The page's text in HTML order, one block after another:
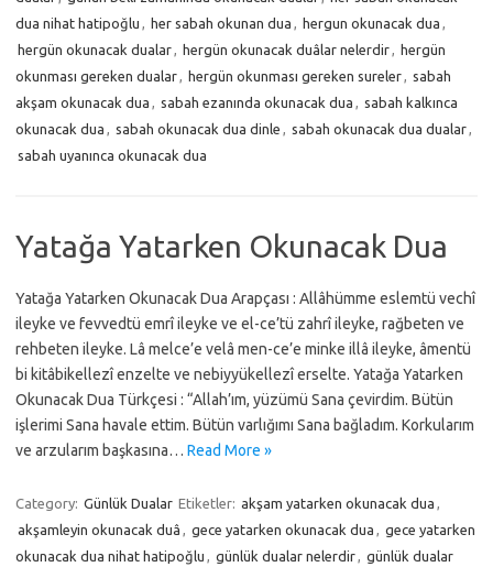
dua nihat hatipoğlu , her sabah okunan dua , hergun okunacak dua ,
hergün okunacak dualar, hergün okunacak duâlar nelerdir, hergün
okunması gereken dualar, hergün okunması gereken sureler, sabah
akşam okunacak dua , sabah ezanında okunacak dua , sabah kalkınca
okunacak dua , sabah okunacak dua dinle , sabah okunacak dua dualar,
sabah uyanınca okunacak dua
Yatağa Yatarken Okunacak Dua
Yatağa Yatarken Okunacak Dua Arapçası : Allâhümme eslemtü vechî
ileyke ve fevvedtü emrî ileyke ve el-ce’tü zahrî ileyke, rağbeten ve
rehbeten ileyke. Lâ melce’e velâ men-ce’e minke illâ ileyke, âmentü
bi kitâbikellezî enzelte ve nebiyyükellezî erselte. Yatağa Yatarken
Okunacak Dua Türkçesi : “Allah’ım, yüzümü Sana çevirdim. Bütün
işlerimi Sana havale ettim. Bütün varlığımı Sana bağladım. Korkularım
ve arzularım başkasına… Read More »
Category: Günlük Dualar Etiketler: akşam yatarken okunacak dua ,
akşamleyin okunacak duâ , gece yatarken okunacak dua , gece yatarken
okunacak dua nihat hatipoğlu , günlük dualar nelerdir, günlük dualar